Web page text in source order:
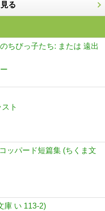
る
ちびっ子たち: または 遠出
ト
ッパード短篇集 (ちくま文
庫 い 113-2)